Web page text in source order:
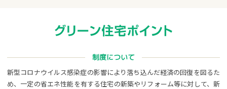
制度について
新型コロナウイルス感染症の影響により落ち込んだ経済の回復を図るた
め、一定の省エネ性能を有する住宅の新築やリフォーム等に対して、新